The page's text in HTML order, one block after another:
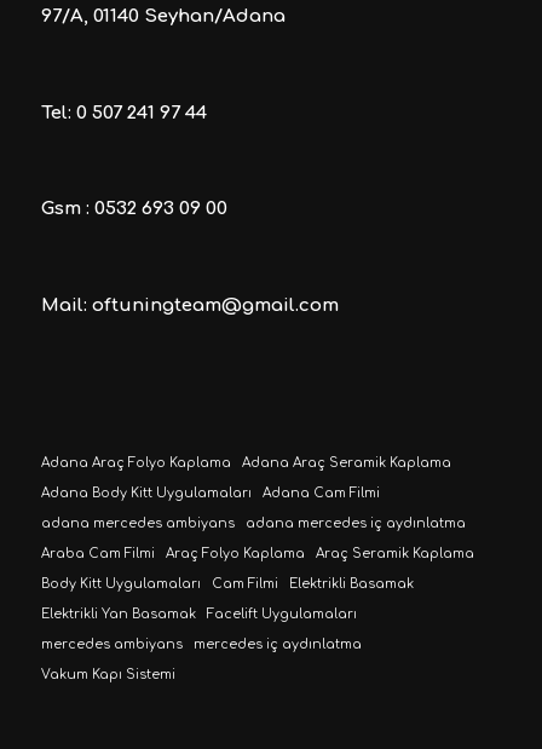
97/A, 01140 Seyhan/Adana
Tel: 0 507 241 97 44
Gsm : 0532 693 09 00
Mail: oftuningteam@gmail.com
Adana Araç Folyo Kaplama Adana Araç Seramik Kaplama
Adana Body Kitt Uygulamaları Adana Cam Filmi
adana mercedes ambiyans adana mercedes iç aydınlatma
Araba Cam Filmi Araç Folyo Kaplama Araç Seramik Kaplama
Body Kitt Uygulamaları Cam Filmi Elektrikli Basamak
Elektrikli Yan Basamak Facelift Uygulamaları
mercedes ambiyans mercedes iç aydınlatma
Vakum Kapı Sistemi